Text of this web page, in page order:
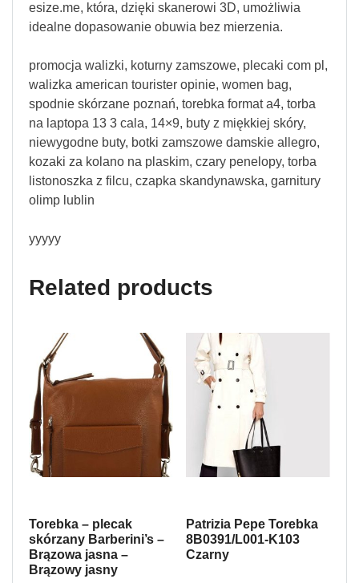
esize.me, która, dzięki skanerowi 3D, umożliwia
idealne dopasowanie obuwia bez mierzenia.
promocja walizki, koturny zamszowe, plecaki com pl,
walizka american tourister opinie, women bag,
spodnie skórzane poznań, torebka format a4, torba
na laptopa 13 3 cala, 14×9, buty z miękkiej skóry,
niewygodne buty, botki zamszowe damskie allegro,
kozaki za kolano na plaskim, czary penelopy, torba
listonoszka z filcu, czapka skandynawska, garnitury
olimp lublin
yyyyy
Related products
Torebka – plecak
skórzany Barberini’s –
Brązowa jasna –
Brązowy jasny
Patrizia Pepe Torebka
8B0391/L001-K103
Czarny